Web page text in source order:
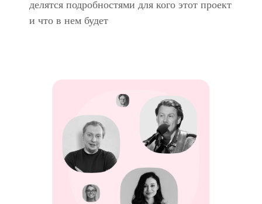
делятся подробностями для кого этот проект
и что в нем будет